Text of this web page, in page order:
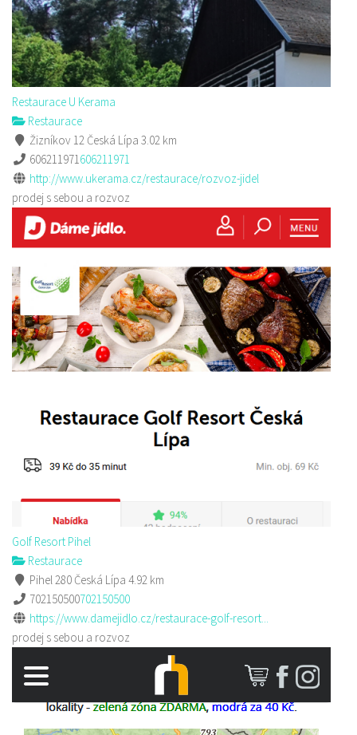
Restaurace U Kerama
Restaurace
Žizníkov 12 Česká Lípa 3.02 km
606211971606211971
http://www.ukerama.cz/restaurace/rozvoz-jidel
prodej s sebou a rozvoz
Golf Resort Pihel
Restaurace
Pihel 280 Česká Lípa 4.92 km
702150500702150500
https://www.damejidlo.cz/restaurace-golf-resort...
prodej s sebou a rozvoz